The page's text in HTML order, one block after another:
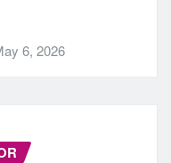
6, 2026